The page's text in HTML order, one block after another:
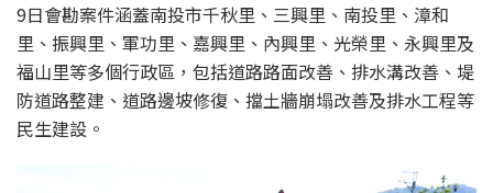
9日會勘案件涵蓋南投市千秋里、三興里、南投里、漳和
里、振興里、軍功里、嘉興里、內興里、光榮里、永興里及
福山里等多個行政區，包括道路路面改善、排水溝改善、堤
防道路整建、道路邊坡修復、擋土牆崩塌改善及排水工程等
民生建設。